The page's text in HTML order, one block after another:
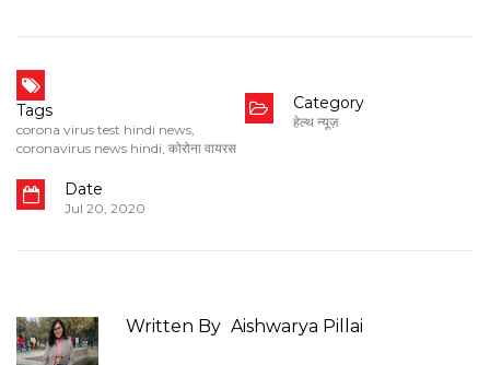
Tags
corona virus test hindi news,
coronavirus news hindi, कोरोना वायरस
Category
हेल्थ न्यूज़
Date
Jul 20, 2020
Written By Aishwarya Pillai